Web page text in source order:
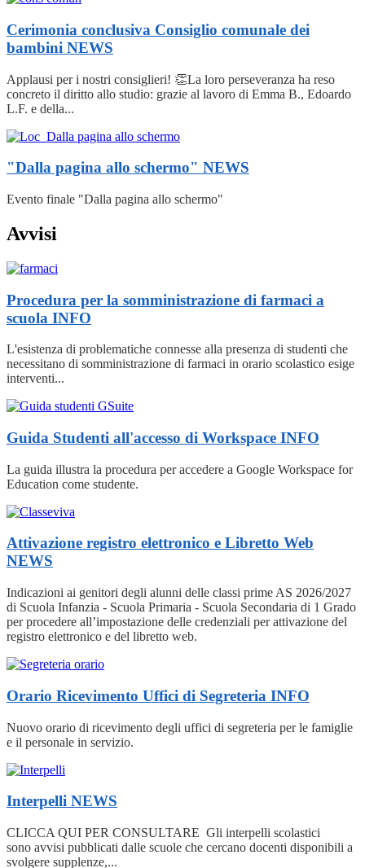
Cerimonia conclusiva Consiglio comunale dei
bambini NEWS
Applausi per i nostri consiglieri! 👏La loro perseveranza ha reso
concreto il diritto allo studio: grazie al lavoro di Emma B., Edoardo
L.F. e della...
"Dalla pagina allo schermo" NEWS
Evento finale "Dalla pagina allo schermo"
Avvisi
Procedura per la somministrazione di farmaci a
scuola INFO
L'esistenza di problematiche connesse alla presenza di studenti che
necessitano di somministrazione di farmaci in orario scolastico esige
interventi...
Guida Studenti all'accesso di Workspace INFO
La guida illustra la procedura per accedere a Google Workspace for
Education come studente.
Attivazione registro elettronico e Libretto Web
NEWS
Indicazioni ai genitori degli alunni delle classi prime AS 2026/2027
di Scuola Infanzia - Scuola Primaria - Scuola Secondaria di 1 Grado
per procedere all’impostazione delle credenziali per attivazione del
registro elettronico e del libretto web.
Orario Ricevimento Uffici di Segreteria INFO
Nuovo orario di ricevimento degli uffici di segreteria per le famiglie
e il personale in servizio.
Interpelli NEWS
CLICCA QUI PER CONSULTARE Gli interpelli scolastici
sono avvisi pubblicati dalle scuole che cercano docenti disponibili a
svolgere supplenze,...